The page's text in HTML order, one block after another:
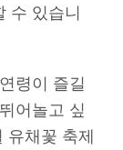
수 있습니
령이 즐길
어놀고 싶
유채꽃 축제